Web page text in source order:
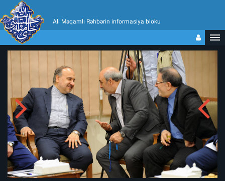
Ali Məqamlı Rəhbərin informasiya bloku